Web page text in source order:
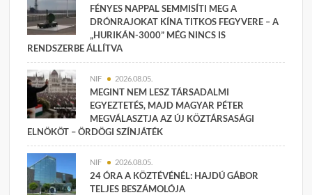
FÉNYES NAPPAL SEMMISÍTI MEG A
DRÓNRAJOKAT KÍNA TITKOS FEGYVERE – A
„HURIKÁN-3000” MÉG NINCS IS
RENDSZERBE ÁLLÍTVA
NIF 2026.08.05.
MEGINT NEM LESZ TÁRSADALMI
EGYEZTETÉS, MAJD MAGYAR PÉTER
MEGVÁLASZTJA AZ ÚJ KÖZTÁRSASÁGI
ELNÖKÖT – ÖRDÖGI SZÍNJÁTÉK
NIF 2026.08.05.
24 ÓRA A KÖZTÉVÉNÉL: HAJDÚ GÁBOR
TELJES BESZÁMOLÓJA